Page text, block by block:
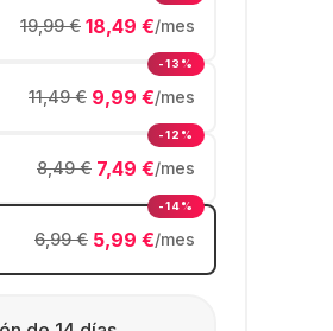
18,49 €/mes
19,99 €
9,99 €/mes
11,49 €
-13%
7,49 €/mes
8,49 €
-12%
5,99 €/mes
6,99 €
-14%